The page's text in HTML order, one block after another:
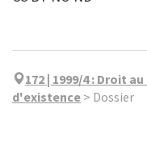
172 | 1999/4: Droit
d'existence > Dossier